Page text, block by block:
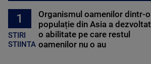
1
STIRI
STIINTA
Organismul oamenilor dintr-o
populație din Asia a dezvoltat
o abilitate pe care restul
oamenilor nu o au